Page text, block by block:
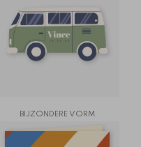
BIJZONDERE VORM